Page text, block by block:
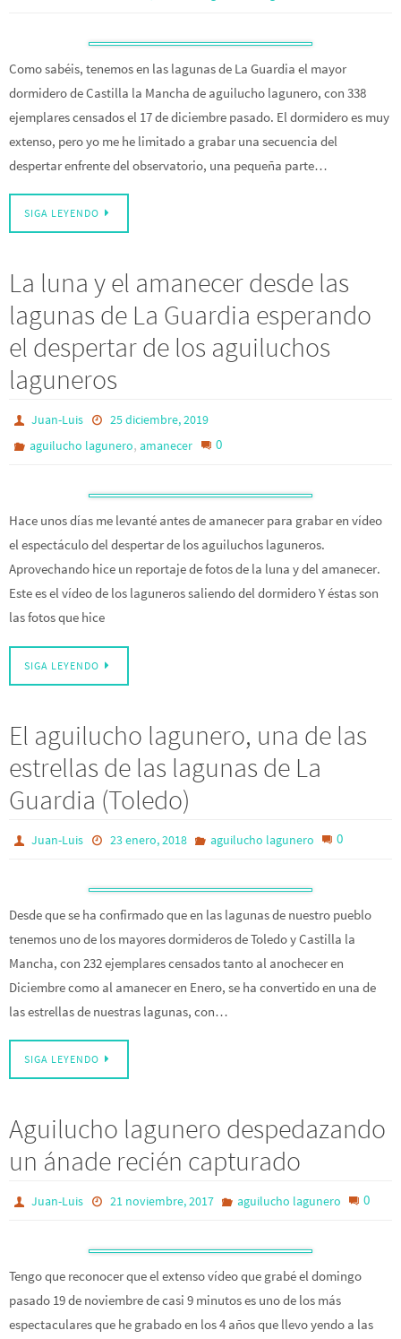
Como sabéis, tenemos en las lagunas de La Guardia el mayor
dormidero de Castilla la Mancha de aguilucho lagunero, con 338
ejemplares censados el 17 de diciembre pasado. El dormidero es muy
extenso, pero yo me he limitado a grabar una secuencia del
despertar enfrente del observatorio, una pequeña parte…
SIGA LEYENDO
La luna y el amanecer desde las
lagunas de La Guardia esperando
el despertar de los aguiluchos
laguneros
Juan-Luis
25 diciembre, 2019
aguilucho lagunero,amanecer 0
Hace unos días me levanté antes de amanecer para grabar en vídeo
el espectáculo del despertar de los aguiluchos laguneros.
Aprovechando hice un reportaje de fotos de la luna y del amanecer.
Este es el vídeo de los laguneros saliendo del dormidero Y éstas son
las fotos que hice
SIGA LEYENDO
El aguilucho lagunero, una de las
estrellas de las lagunas de La
Guardia (Toledo)
Juan-Luis 23 enero, 2018 aguilucho lagunero 0
Desde que se ha confirmado que en las lagunas de nuestro pueblo
tenemos uno de los mayores dormideros de Toledo y Castilla la
Mancha, con 232 ejemplares censados tanto al anochecer en
Diciembre como al amanecer en Enero, se ha convertido en una de
las estrellas de nuestras lagunas, con…
SIGA LEYENDO
Aguilucho lagunero despedazando
un ánade recién capturado
Juan-Luis 21 noviembre, 2017 aguilucho lagunero 0
Tengo que reconocer que el extenso vídeo que grabé el domingo
pasado 19 de noviembre de casi 9 minutos es uno de los más
espectaculares que he grabado en los 4 años que llevo yendo a las